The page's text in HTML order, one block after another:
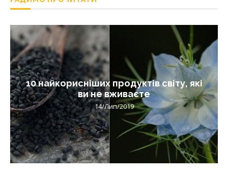
10 найкорисніших продуктів світу, які
ви не вживаєте
14/Лип/2019